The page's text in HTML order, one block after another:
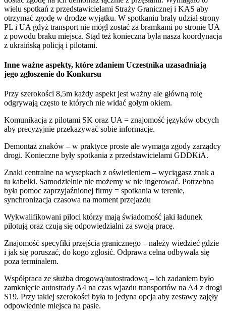
wielu spotkań z przedstawicielami Straży Granicznej i KAS aby
otrzymać zgodę w drodze wyjątku. W spotkaniu brały udział strony
PL i UA gdyż transport nie mógł zostać za bramkami po stronie UA
z powodu braku miejsca. Stąd też konieczna była nasza koordynacja
z ukraińską policją i pilotami.
Inne ważne aspekty, które zdaniem Uczestnika uzasadniają
jego zgłoszenie do Konkursu
Przy szerokości 8,5m każdy aspekt jest ważny ale główną rolę
odgrywają często te których nie widać gołym okiem.
Komunikacja z pilotami SK oraz UA = znajomość języków obcych
aby precyzyjnie przekazywać sobie informacje.
Demontaż znaków – w praktyce proste ale wymaga zgody zarządcy
drogi. Konieczne były spotkania z przedstawicielami GDDKiA.
Znaki centralne na wysepkach z oświetleniem – wyciągasz znak a
tu kabelki. Samodzielnie nie możemy w nie ingerować. Potrzebna
była pomoc zaprzyjaźnionej firmy = spotkania w terenie,
synchronizacja czasowa na moment przejazdu
Wykwalifikowani piloci którzy mają świadomość jaki ładunek
pilotują oraz czują się odpowiedzialni za swoją pracę.
Znajomość specyfiki przejścia granicznego – należy wiedzieć gdzie
i jak się poruszać, do kogo zgłosić. Odprawa celna odbywała się
poza terminalem.
Współpraca ze służba drogową/autostradową – ich zadaniem było
zamknięcie autostrady A4 na czas wjazdu transportów na A4 z drogi
S19. Przy takiej szerokości była to jedyna opcja aby zestawy zajęły
odpowiednie miejsca na pasie.